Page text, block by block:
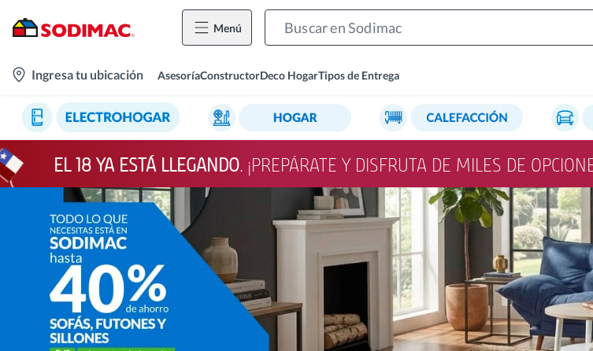
Menú
location-
Ingresa tu ubicación AsesoríaConstructorDeco HogarTipos de Entrega
EL 18 YA ESTÁ LLEGANDO. ¡PREPÁRATE Y DISFRUTA DE MILES DE